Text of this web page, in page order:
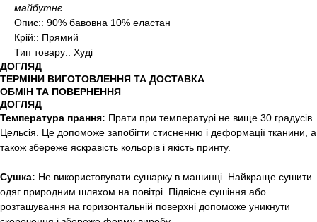
майбутнє
Опис:: 90% бавовна 10% еластан
Крій:: Прямий
Тип товару:: Худі
ДОГЛЯД
ТЕРМІНИ ВИГОТОВЛЕННЯ ТА ДОСТАВКА
ОБМІН ТА ПОВЕРНЕННЯ
ДОГЛЯД
Температура прання: Прати при температурі не вище 30 градусів
Цельсія. Це допоможе запобігти стисненню і деформації тканини, а
також збереже яскравість кольорів і якість принту.
Сушка: Не використовувати сушарку в машинці. Найкраще сушити
одяг природним шляхом на повітрі. Підвісне сушіння або
розташування на горизонтальній поверхні допоможе уникнути